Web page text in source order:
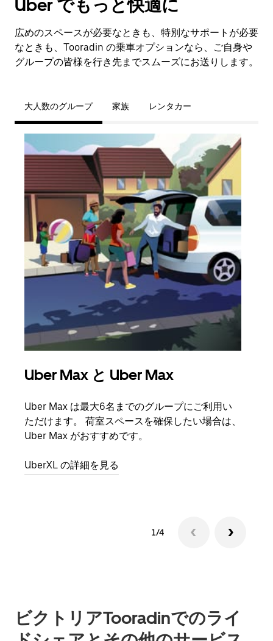
Uber でもっと快適に
広めのスペースが必要なときも、特別なサポートが必要
なときも、Tooradin の乗車オプションなら、ご自身や
グループの皆様を行き先までスムーズにお送りします。
大人数のグループ 家族 レンタカー
Uber Max と Uber Max
Uber Max は最大6名までのグループにご利用い
ただけます。 荷室スペースを確保したい場合は、
Uber Max がおすすめです。
UberXL の詳細を見る
1/4
ビクトリアTooradinでのライ